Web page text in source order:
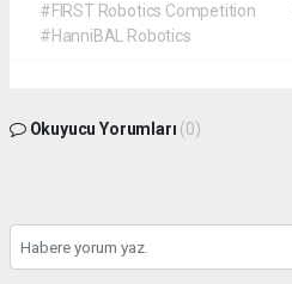
#FIRST Robotics Competition
#HanniBAL Robotics
Okuyucu Yorumları (0)